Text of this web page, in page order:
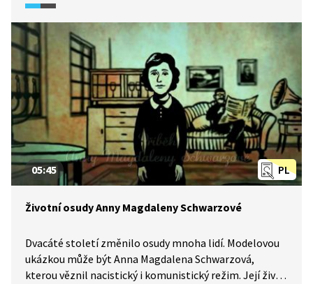
PL
05:45
Životní osudy Anny Magdaleny Schwarzové
Dvacáté století změnilo osudy mnoha lidí. Modelovou
ukázkou může být Anna Magdalena Schwarzová,
kterou věznil nacistický i komunistický režim. Její život